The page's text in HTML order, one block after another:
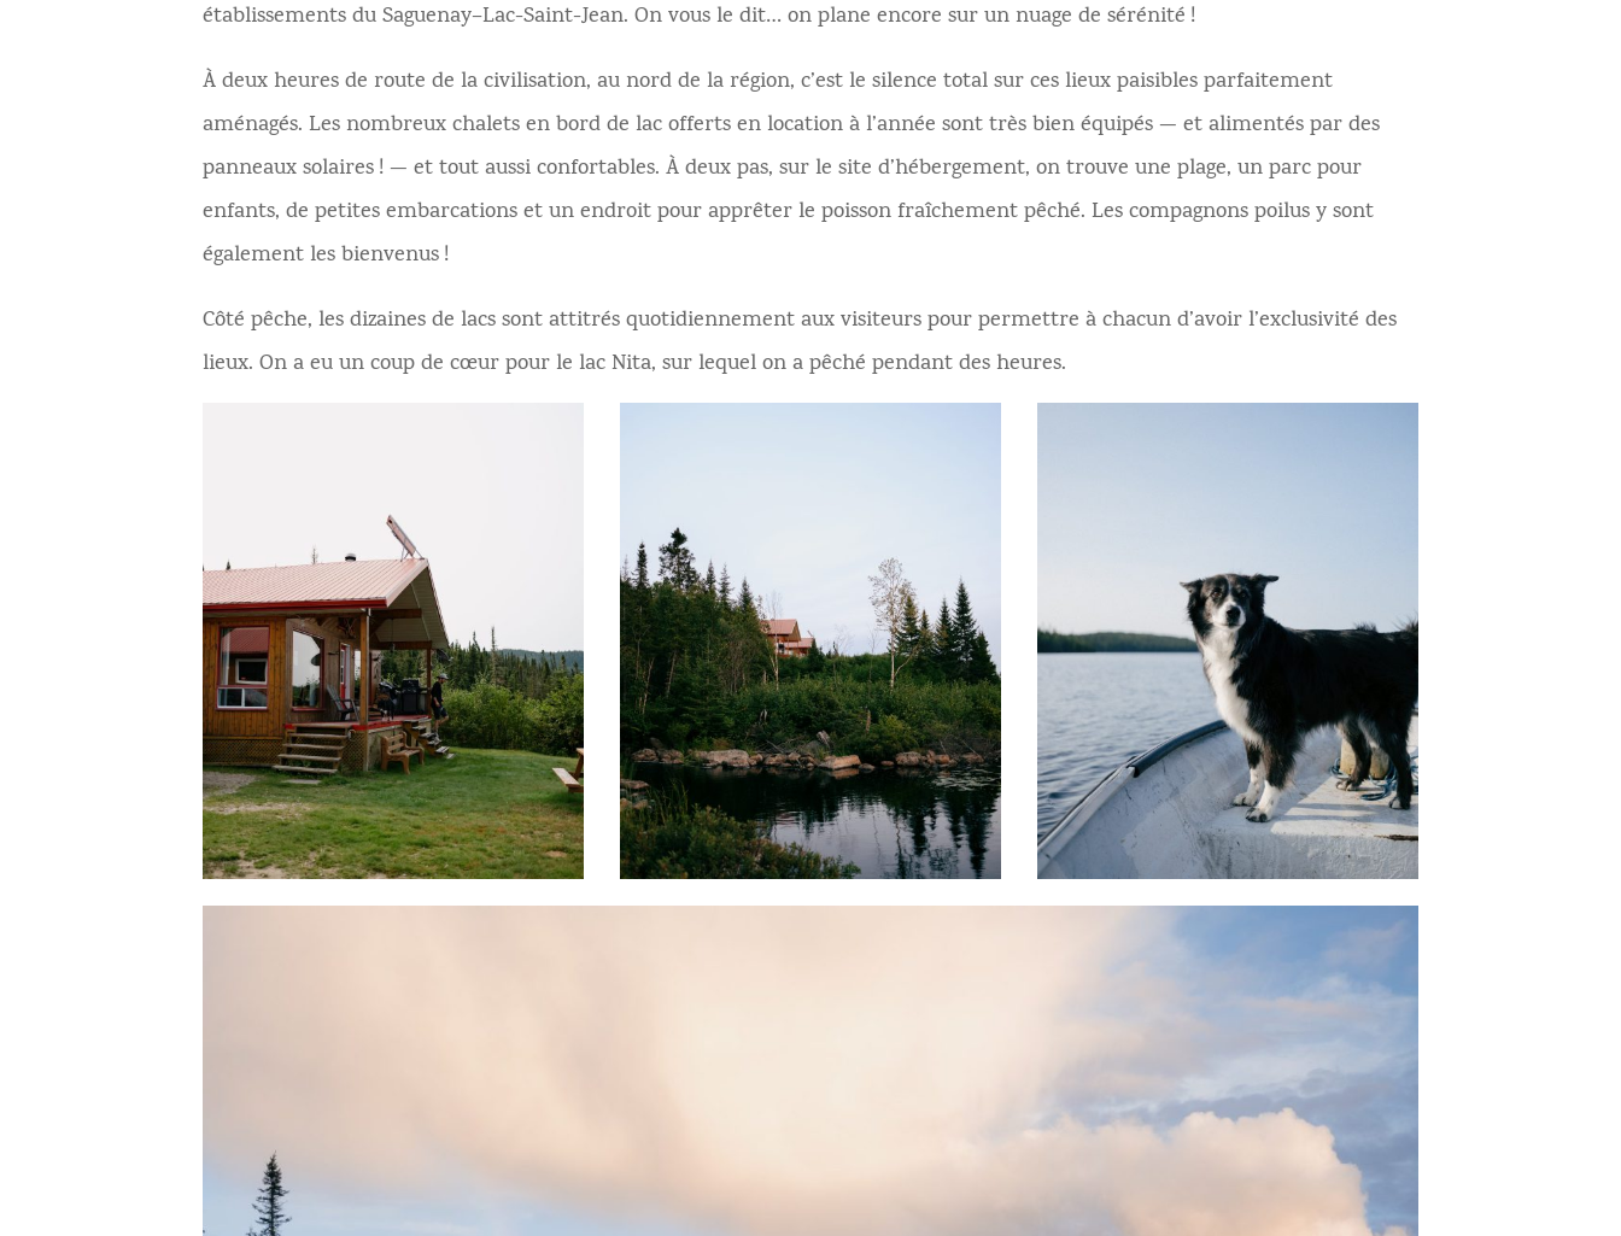
établissements du Saguenay–Lac-Saint-Jean. On vous le dit… on plane encore sur un nuage de sérénité !
À deux heures de route de la civilisation, au nord de la région, c’est le silence total sur ces lieux paisibles parfaitement
aménagés. Les nombreux chalets en bord de lac offerts en location à l’année sont très bien équipés — et alimentés par des
panneaux solaires ! — et tout aussi confortables. À deux pas, sur le site d’hébergement, on trouve une plage, un parc pour
enfants, de petites embarcations et un endroit pour apprêter le poisson fraîchement pêché. Les compagnons poilus y sont
également les bienvenus !
Côté pêche, les dizaines de lacs sont attitrés quotidiennement aux visiteurs pour permettre à chacun d’avoir l’exclusivité des
lieux. On a eu un coup de cœur pour le lac Nita, sur lequel on a pêché pendant des heures.